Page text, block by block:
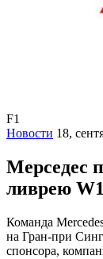
F1
Новости 18,
Мерседес
ливрею
Команда
на Гран-при
спонсора,